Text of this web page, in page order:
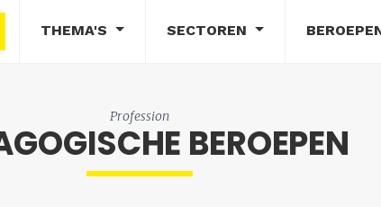
THEMA'S SECTOREN
Profession
BEROEPEN